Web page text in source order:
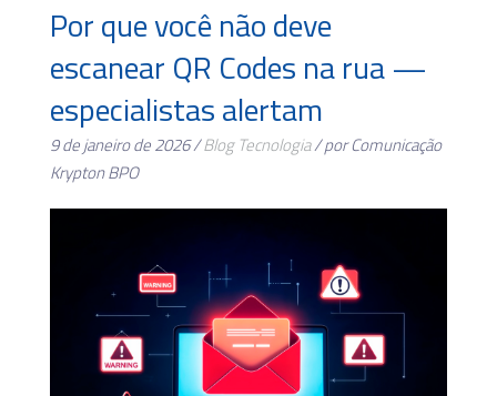
Por que você não deve
escanear QR Codes na rua —
especialistas alertam
9 de janeiro de 2026 /Blog Tecnologia/ por Comunicação
Krypton BPO